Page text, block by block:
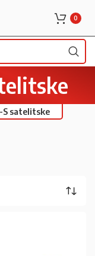
0
S satelitske